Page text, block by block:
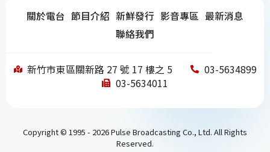
關於電台 節目介紹 新鮮發行 影音專區 最新消息
聯絡我們
新竹市東區關新路 27 號 17 樓之 5
03-5634899
03-5634011
Copyright © 1995 - 2026 Pulse Broadcasting Co., Ltd. All Rights
Reserved.